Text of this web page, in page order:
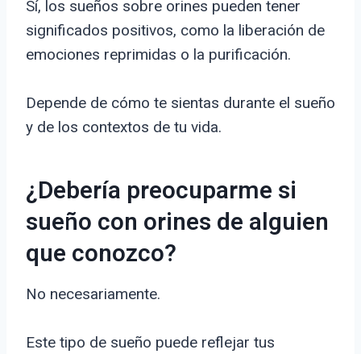
Sí, los sueños sobre orines pueden tener
significados positivos, como la liberación de
emociones reprimidas o la purificación.
Depende de cómo te sientas durante el sueño
y de los contextos de tu vida.
¿Debería preocuparme si
sueño con orines de alguien
que conozco?
No necesariamente.
Este tipo de sueño puede reflejar tus